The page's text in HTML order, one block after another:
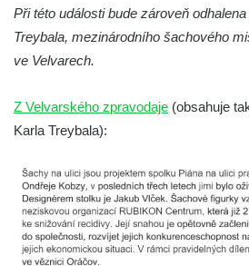
Dolním Podluží
Kenotaf Heinricha Klause na hřbitově v
Kenotaf Josefa Stolle na hřbitově v
Podluží
Pomník obětem 1. světové války na
židovském hřbitově v Mostě
Při této události bude zároveň
Treybala, mezinárodního šachového
ve Velvarech.
Z Velvarského zpravodaje (obsahuje
Karla Treybala):